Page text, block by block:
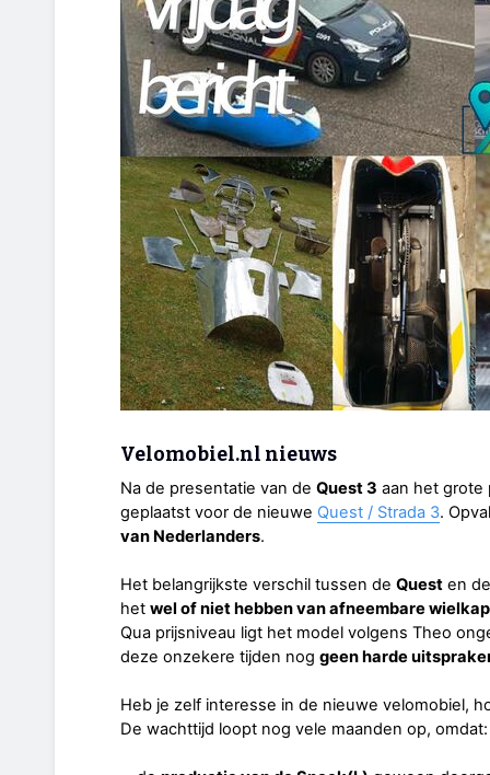
Velomobiel.nl nieuws
Na de presentatie van de Quest 3 aan het grote
geplaatst voor de nieuwe Quest / Strada 3.
van Nederlanders.
Het belangrijkste verschil tussen de Quest en
het wel of niet hebben van afneembare
Qua prijsniveau ligt het model volgens Theo
deze onzekere tijden nog geen harde
Heb je zelf interesse in de nieuwe velomobiel,
De wachttijd loopt nog vele maanden op, omdat: